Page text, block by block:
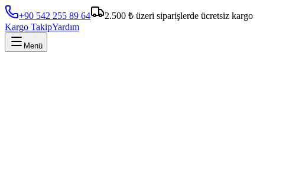
+90 542 255 89 64
2.500 ₺ üzeri siparişlerde ücretsiz kargo
Kargo TakipYardım
Menü